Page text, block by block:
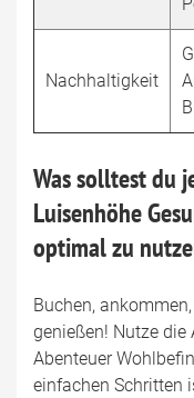
Nachhaltigkeit
Was solltest du
Luisenhöhe
optimal zu
Buchen,
genießen! Nutze
Abenteuer
einfachen Schritten